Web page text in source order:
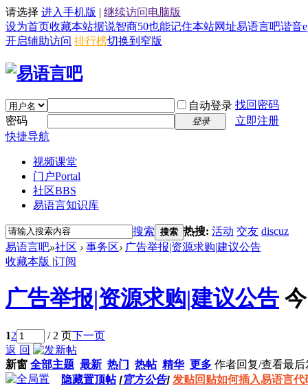
请选择 进入手机版 | 继续访问电脑版
设为首页收藏本站据说智商50也能记住本站网址易语言吧谐音
开启辅助访问 排行榜切换到窄版
自动登录 找回密码
密码
登录
立即注册
快捷导航
视频课堂
门户Portal
社区BBS
易语言知识库
搜索 搜索 热搜: 活动 交友 discuz
易语言吧»社区 › 事务区› 广告举报|资源求购|建议公告
收藏本版 |订阅
广告举报|资源求购|建议公告
12 / 2 页下一页
返 回
新窗 全部主题 最新 热门 热帖 精华 更多 作者回复/查看最后
隐藏置顶帖 [官方公告] 发贴回贴如何插入易语言代